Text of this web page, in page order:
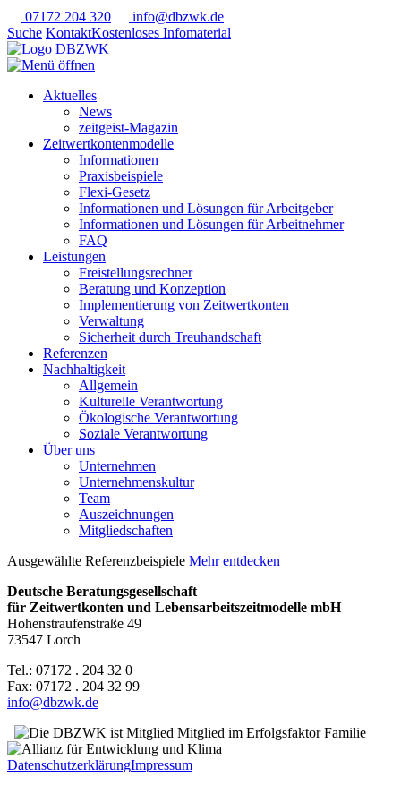
07172 204 320
info@dbzwk.de
Suche KontaktKostenloses Infomaterial
Aktuelles
News
zeitgeist-Magazin
Zeitwertkontenmodelle
Informationen
Praxisbeispiele
Flexi-Gesetz
Informationen und Lösungen für Arbeitgeber
Informationen und Lösungen für Arbeitnehmer
FAQ
Leistungen
Freistellungsrechner
Beratung und Konzeption
Implementierung von Zeitwertkonten
Verwaltung
Sicherheit durch Treuhandschaft
Referenzen
Nachhaltigkeit
Allgemein
Kulturelle Verantwortung
Ökologische Verantwortung
Soziale Verantwortung
Über uns
Unternehmen
Unternehmenskultur
Team
Auszeichnungen
Mitgliedschaften
Ausgewählte Referenzbeispiele Mehr entdecken
Deutsche Beratungsgesellschaft
für Zeitwertkonten und Lebensarbeitszeitmodelle mbH
Hohenstraufenstraße 49
73547 Lorch
Tel.: 07172 . 204 32 0
Fax: 07172 . 204 32 99
info@dbzwk.de
DatenschutzerklärungImpressum